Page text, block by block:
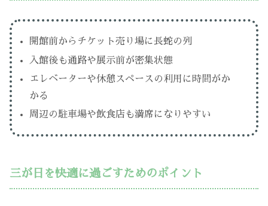
開館前からチケット売り場に長蛇の列
入館後も通路や展示前が密集状態
エレベーターや休憩スペースの利用に時間がか
かる
周辺の駐車場や飲食店も満席になりやすい
三が日を快適に過ごすためのポイント